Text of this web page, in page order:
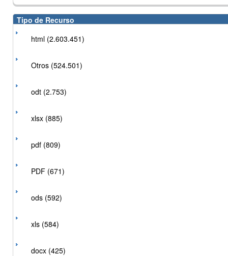
Tipo de Recurso
html (2.603.451)
Otros (524.501)
odt (2.753)
xlsx (885)
pdf (809)
PDF (671)
ods (592)
xls (584)
docx (425)